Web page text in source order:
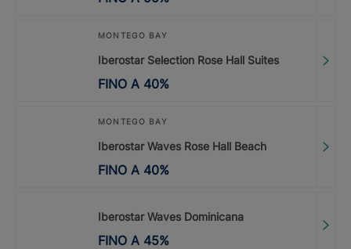
MONTEGO BAY
Iberostar Selection Rose Hall Suites
FINO A 40%
MONTEGO BAY
Iberostar Waves Rose Hall Beach
FINO A 40%
Iberostar Waves Dominicana
FINO A 45%